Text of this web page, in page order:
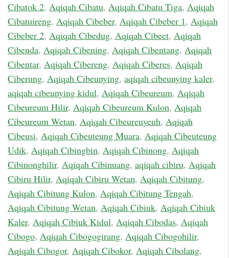
Cibatok 2, Aqiqah Cibatu, Aqiqah Cibatu Tiga, Aqiqah
Cibatuireng, Aqiqah Cibeber, Aqiqah Cibeber 1, Aqiqah
Cibeber 2, Aqiqah Cibedug, Aqiqah Cibeet, Aqiqah
Cibenda, Aqiqah Cibening, Aqiqah Cibentang, Aqiqah
Cibentar, Aqiqah Cibereng, Aqiqah Ciberes, Aqiqah
Ciberung, Aqiqah Cibeunying, aqiqah cibeunying kaler,
aqiqah cibeunying kidul, Aqiqah Cibeureum, Aqiqah
Cibeureum Hilir, Aqiqah Cibeureum Kulon, Aqiqah
Cibeureum Wetan, Aqiqah Cibeureuyeuh, Aqiqah
Cibeusi, Aqiqah Cibeuteung Muara, Aqiqah Cibeuteung
Udik, Aqiqah Cibingbin, Aqiqah Cibinong, Aqiqah
Cibinonghilir, Aqiqah Cibinuang, aqiqah cibiru, Aqiqah
Cibiru Hilir, Aqiqah Cibiru Wetan, Aqiqah Cibitung,
Aqiqah Cibitung Kulon, Aqiqah Cibitung Tengah,
Aqiqah Cibitung Wetan, Aqiqah Cibiuk, Aqiqah Cibiuk
Kaler, Aqiqah Cibiuk Kidul, Aqiqah Cibodas, Aqiqah
Cibogo, Aqiqah Cibogogirang, Aqiqah Cibogohilir,
Aqiqah Cibogor, Aqiqah Cibokor, Aqiqah Cibolang,